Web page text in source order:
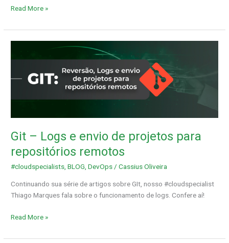
Read More »
Git – Logs e envio de projetos para
repositórios remotos
#cloudspecialists ,BLOG ,DevOps /Cassius Oliveira
Continuando sua série de artigos sobre GIt, nosso #cloudspecialist
Thiago Marques fala sobre o funcionamento de logs. Confere aí!
e
de
repositórios
Read More »